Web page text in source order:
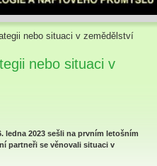
nebo situaci v zemědělství
nebo situaci v
ledna 2023 sešli na prvním letošním
partneři se věnovali situaci v